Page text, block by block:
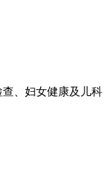
、妇女健康及儿科